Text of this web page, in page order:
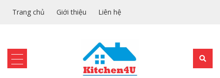
Trang chủ Giới thiệu Liên hệ